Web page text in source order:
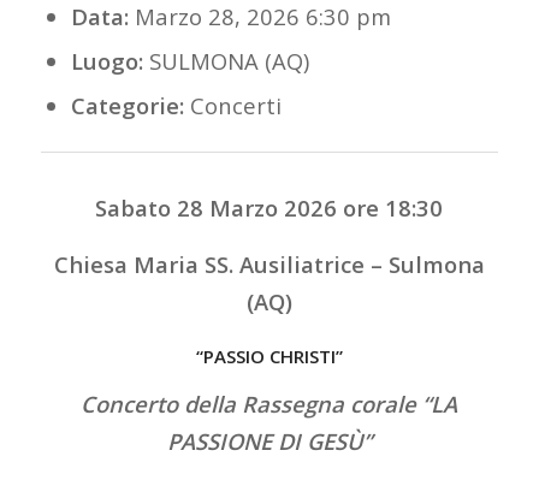
Data: Marzo 28, 2026 6:30 pm
Luogo: SULMONA (AQ)
Categorie: Concerti
Sabato 28 Marzo 2026 ore 18:30
Chiesa Maria SS. Ausiliatrice – Sulmona
(AQ)
“PASSIO CHRISTI”
Concerto della Rassegna corale “LA
PASSIONE DI GESÙ”